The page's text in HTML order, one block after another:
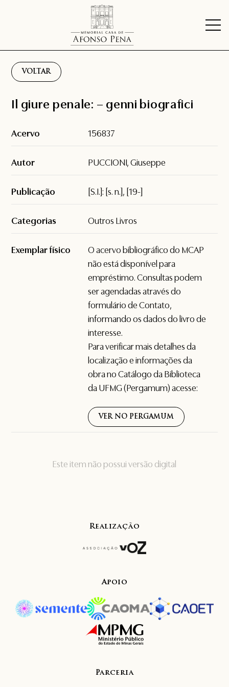
VOLTAR
Este item não possui versão digital
Il giure penale: – genni biografici
Acervo 156837
Autor PUCCIONI, Giuseppe
Publicação [S.I.]: [s. n.], [19-]
Categorias Outros Livros
Exemplar físico
O acervo bibliográfico do MCAP
não está disponível para
empréstimo. Consultas podem
ser agendadas através do
formulário deContato,
informando os dados do livro de
interesse.
Para verificar mais detalhes da
localização e informações da
obra no Catálogo da Biblioteca
da UFMG (Pergamum) acesse:
VER NO PERGAMUM
Realização
Apoio
Parceria